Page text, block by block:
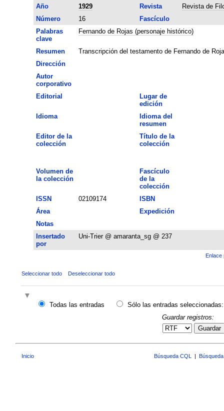
Año
1929 Revista
Revista de
Número
16
Fascículo
Palabras
clave
Fernando de Rojas (personaje histórico)
Resumen
Transcripción del testamento de Fernando de
Dirección
Autor
corporativo
Editorial
Lugar de
edición
Idioma
Idioma del
resumen
Editor de la
colección
Título de la
colección
Volumen de
la colección
Fascículo
de la
colección
ISSN
02109174
ISBN
Área
Expedición
Notas
Insertado
por
Uni-Trier @ amaranta_sg @ 237
Enlace
Seleccionar todo Deseleccionar todo
Todas las entradas
Sólo las entradas seleccionadas:
Guardar registros:
Guardar
Inicio Búsqueda CQL